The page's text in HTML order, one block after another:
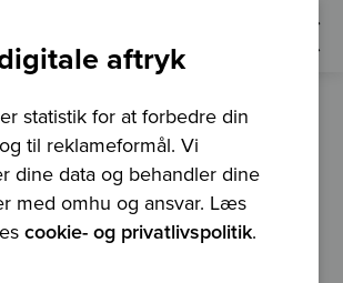
aftryk
statistik for at forbedre din
til reklameformål. Vi
dine data og behandler dine
med omhu og ansvar. Læs
cookie- og privatlivspolitik.